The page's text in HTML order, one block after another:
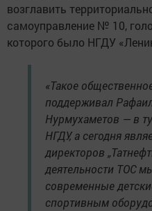
возглавить
самоуправление № 10,
которого было НГДУ
«Такое
поддерживал
Нурмухаметов — в
НГДУ, а сегодня
директоров
деятельности ТОС
современные
спортивным